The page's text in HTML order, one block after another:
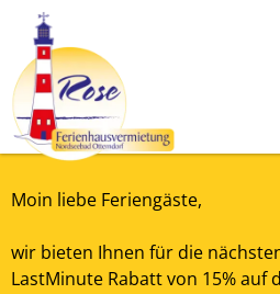
Moin liebe Feriengäste,
wir bieten Ihnen für die
LastMinute Rabatt von 15% auf